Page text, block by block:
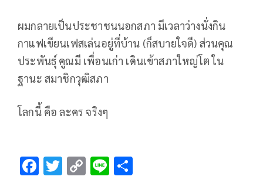
ผมกลายเป็นประชาชนนอกสภา มีเวลาว่างนั่งกิน
กาแฟเขียนเฟสเล่นอยู่ที่บ้าน (ก็สบายใจดี) ส่วนคุณ
ประพันธุ์ คูณมี เพื่อนเก่า เดินเข้าสภาใหญ่โต ใน
ฐานะ สมาชิกวุฒิสภา
โลกนี้ คือ ละคร จริงๆ
F T C Li